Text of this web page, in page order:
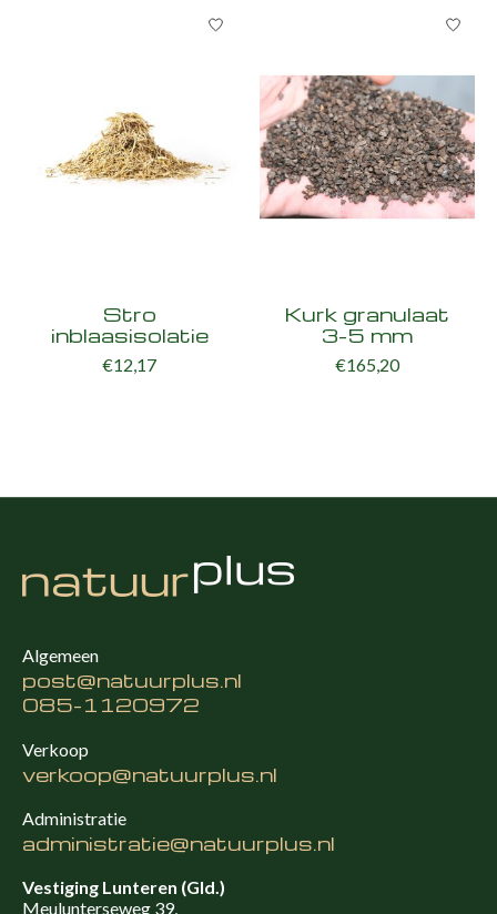
Stro
inblaasisolatie
€12,17
Kurk granulaat
3-5 mm
€165,20
Algemeen
post@natuurplus.nl
085-1120972
Verkoop
verkoop@natuurplus.nl
Administratie
administratie@natuurplus.nl
Vestiging Lunteren (Gld.)
Meulunterseweg 39,